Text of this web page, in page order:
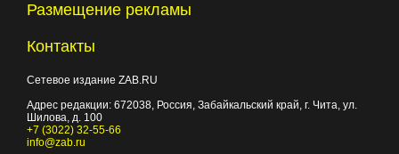
Размещение рекламы
Контакты
Сетевое издание ZAB.RU
Адрес редакции: 672038, Россия, Забайкальский край, г. Чита, ул.
Шилова, д. 100
+7 (3022) 32-55-66
info@zab.ru